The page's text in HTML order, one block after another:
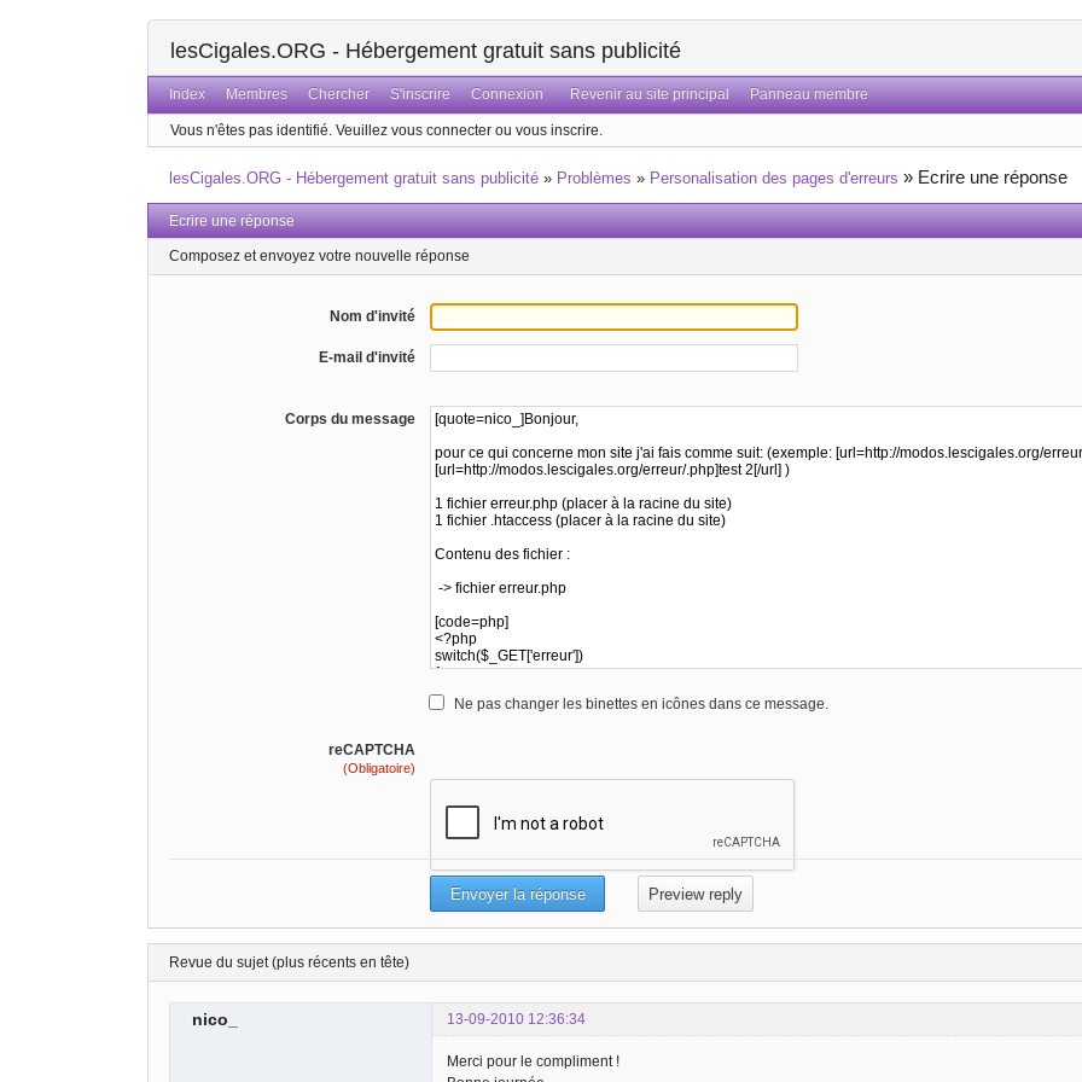
lesCigales.ORG - Hébergement gratuit sans publicité
Index Membres Chercher S'inscrire Connexion Revenir au site principal Panneau membre
Vous n'êtes pas identifié. Veuillez vous connecter ou vous inscrire.
lesCigales.ORG - Hébergement gratuit sans publicité » Problèmes » Personalisation des pages d'erreurs » Ecrire une réponse
Ecrire une réponse
Composez et envoyez votre nouvelle réponse
Nom d'invité
E-mail d'invité
Corps du message
Ne pas changer les binettes en icônes dans ce message.
reCAPTCHA
(Obligatoire)
Revue du sujet (plus récents en tête)
nico_ 13-09-2010 12:36:34
Merci pour le compliment !